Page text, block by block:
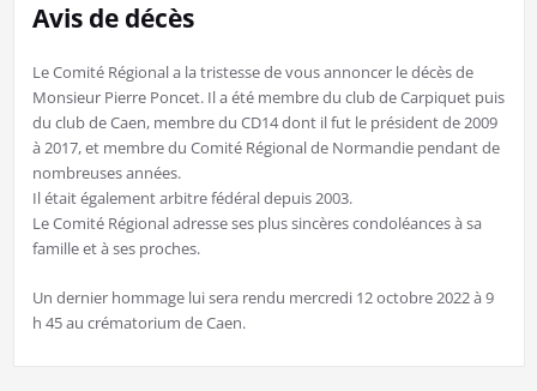
Avis de décès
Le Comité Régional a la tristesse de vous annoncer le décès de
Monsieur Pierre Poncet. Il a été membre du club de Carpiquet puis
du club de Caen, membre du CD14 dont il fut le président de 2009
à 2017, et membre du Comité Régional de Normandie pendant de
nombreuses années.
Il était également arbitre fédéral depuis 2003.
Le Comité Régional adresse ses plus sincères condoléances à sa
famille et à ses proches.
Un dernier hommage lui sera rendu mercredi 12 octobre 2022 à 9
h 45 au crématorium de Caen.